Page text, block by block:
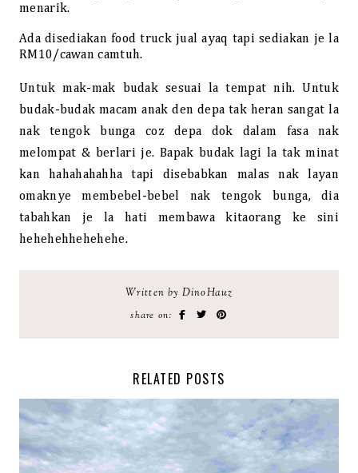
menarik.
Ada disediakan food truck jual ayaq tapi sediakan je la
RM10/cawancamtuh.
Untuk mak-mak budak sesuai la tempat nih. Untuk
budak-budak macam anak den depa tak heran sangat la
nak tengok bunga coz depa dok dalam fasa nak
melompat & berlari je. Bapak budak lagi la tak minat
kan hahahahahha tapi disebabkan malas nak layan
omaknye membebel-bebel nak tengok bunga, dia
tabahkan je la hati membawa kitaorang ke sini
hehehehhehehehe.
Written by DinoHauz
share on:
RELATED POSTS